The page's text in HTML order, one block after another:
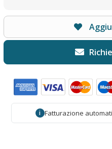
i Fatturazione